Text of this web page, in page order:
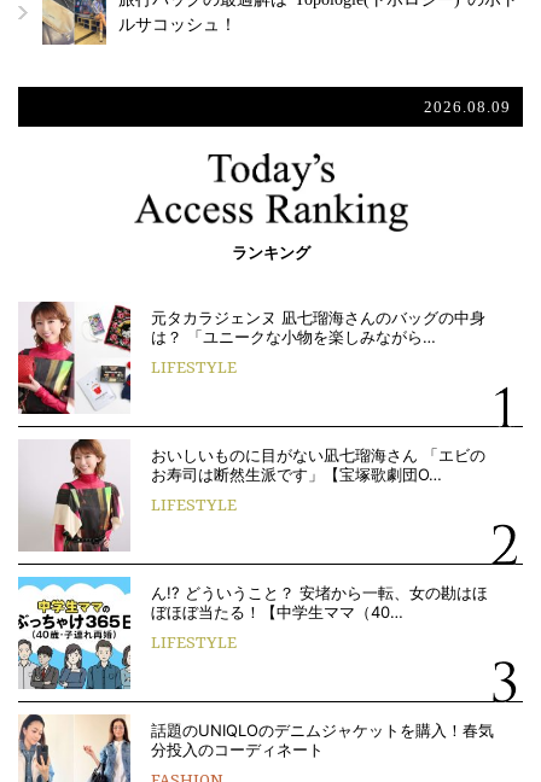
ルサコッシュ！
2026.08.09
ランキング
元タカラジェンヌ 凪七瑠海さんのバッグの中身
は？ 「ユニークな小物を楽しみながら…
LIFESTYLE
おいしいものに目がない凪七瑠海さん 「エビの
お寿司は断然生派です」【宝塚歌劇団O…
LIFESTYLE
ん!? どういうこと？ 安堵から一転、女の勘はほ
ぼほぼ当たる！【中学生ママ（40…
LIFESTYLE
話題のUNIQLOのデニムジャケットを購入！春気
分投入のコーディネート